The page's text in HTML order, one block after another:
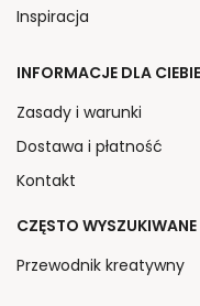
Inspiracja
INFORMACJE DLA CIEBIE
Zasady i warunki
Dostawa i płatność
Kontakt
CZĘSTO
Przewodnik kreatywny